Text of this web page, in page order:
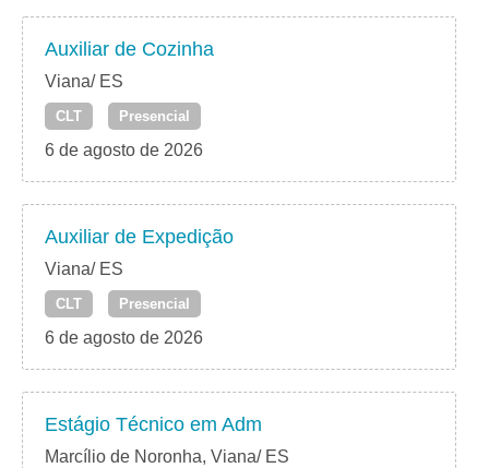
Auxiliar de Cozinha
Viana/ ES
CLT Presencial
6 de agosto de 2026
Auxiliar de Expedição
Viana/ ES
CLT Presencial
6 de agosto de 2026
Estágio Técnico em Adm
Marcílio de Noronha, Viana/ ES